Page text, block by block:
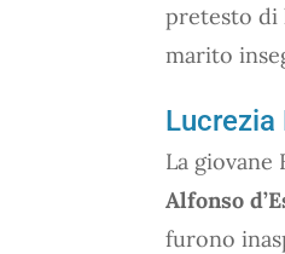
pretesto di
marito
Lucrezia
La giovane
Alfonso
furono